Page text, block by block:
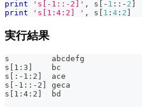
print
's[-1::-2]' , s - 1 : : - 2
print
's[1:4:2] ' , s 1 : 4 : 2
実行結果
s         abcdefg
s[1:3]    bc
s[:-1:2]  ace
s[-1::-2] geca
s[1:4:2]  bd